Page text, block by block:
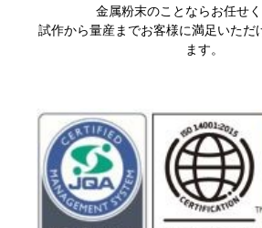
金属粉末のことならお任せく
試作から量産までお客様に満足いただ
ます。